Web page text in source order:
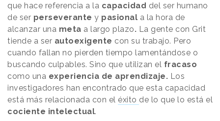
que hace referencia a la capacidad del ser humano
de ser perseverante y pasional a la hora de
alcanzar una meta a largo plazo. La gente con Grit
tiende a ser autoexigente con su trabajo. Pero
cuando fallan no pierden tiempo lamentándose o
buscando culpables. Sino que utilizan el fracaso
como una experiencia de aprendizaje. Los
investigadores han encontrado que esta capacidad
está más relacionada con el éxito de lo que lo está el
cociente intelectual.